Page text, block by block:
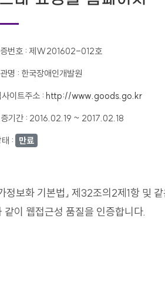
번호 :제W201602-012호
명 : 한국장애인개발원
사이트주소 :http://www.goods.go.kr
기간 : 2016.02.19 ~ 2017.02.18
: 만료
가정보화 기본법」 제32조의2제1항 및
같이 웹접근성 품질을 인증합니다.